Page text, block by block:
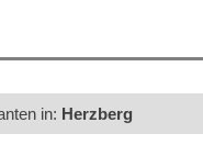
in: Herzberg